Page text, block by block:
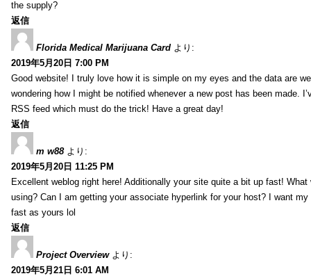
the supply?
返信
Florida Medical Marijuana Card より:
2019年5月20日 7:00 PM
Good website! I truly love how it is simple on my eyes and the data are
wondering how I might be notified whenever a new post has been made.
RSS feed which must do the trick! Have a great day!
返信
m w88 より:
2019年5月20日 11:25 PM
Excellent weblog right here! Additionally your site quite a bit up fast! What
using? Can I am getting your associate hyperlink for your host? I want
fast as yours lol
返信
Project Overview より:
2019年5月21日 6:01 AM